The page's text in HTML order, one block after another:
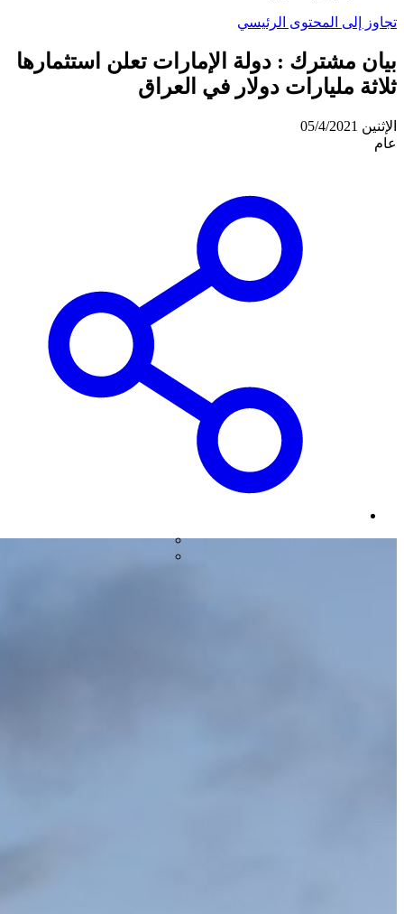
تجاوز إلى المحتوى الرئيسي
بيان مشترك : دولة الإمارات تعلن استثمارها
ثلاثة مليارات دولار في العراق
الإثنين 05/4/2021
عام